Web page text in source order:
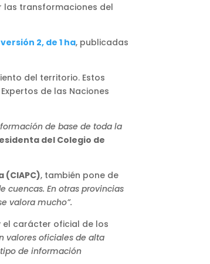
las transformaciones del
versión 2, de 1 ha, publicadas
del territorio. Estos
de las Naciones
de base de toda la
del Colegio de
(CIAPC), también pone de
cuencas. En otras provincias
valora mucho”.
el carácter oficial de los
valores oficiales de alta
de información